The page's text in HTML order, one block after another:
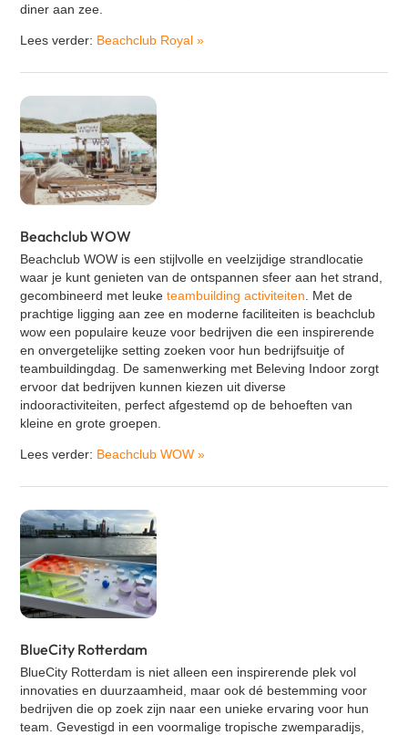
Quiz XL
VR Escape Room - Squid Game
Music challenge
Bokstraining
Zandsculpturen Rivier
VR Escape Room - Murder Hotel
Diner Naar Analyse
Quizperience
Poker workshop
diner aan zee.
Lees verder: Beachclub Royal »
Beachclub WOW
Beachclub WOW is een stijlvolle en veelzijdige strandlocatie
waar je kunt genieten van de ontspannen sfeer aan het strand,
gecombineerd met leuke teambuilding activiteiten . Met de
prachtige ligging aan zee en moderne faciliteiten is beachclub
wow een populaire keuze voor bedrijven die een inspirerende
en onvergetelijke setting zoeken voor hun bedrijfsuitje of
teambuildingdag.
De samenwerking met Beleving Indoor zorgt
ervoor dat bedrijven kunnen kiezen uit diverse
indooractiviteiten, perfect afgestemd op de behoeften van
kleine en grote groepen.
Lees verder: Beachclub WOW »
BlueCity Rotterdam
BlueCity Rotterdam is niet alleen een inspirerende plek vol
innovaties en duurzaamheid, maar ook dé bestemming voor
bedrijven die op zoek zijn naar een unieke ervaring voor hun
team. Gevestigd in een voormalige tropische zwemparadijs,